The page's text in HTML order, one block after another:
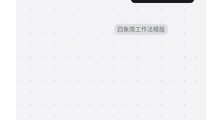
客户案例